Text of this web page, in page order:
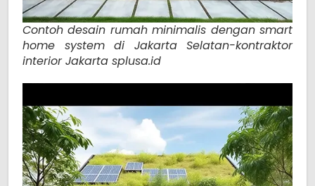
Contoh desain rumah minimalis dengan smart
home system di Jakarta Selatan-kontraktor
interior Jakarta splusa.id